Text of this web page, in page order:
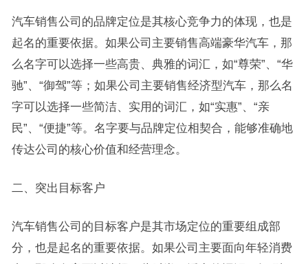
汽车销售公司的品牌定位是其核心竞争力的体现，也是
起名的重要依据。如果公司主要销售高端豪华汽车，那
么名字可以选择一些高贵、典雅的词汇，如“尊荣”、“华
驰”、“御驾”等；如果公司主要销售经济型汽车，那么名
字可以选择一些简洁、实用的词汇，如“实惠”、“亲
民”、“便捷”等。名字要与品牌定位相契合，能够准确地
传达公司的核心价值和经营理念。
二、突出目标客户
汽车销售公司的目标客户是其市场定位的重要组成部
分，也是起名的重要依据。如果公司主要面向年轻消费